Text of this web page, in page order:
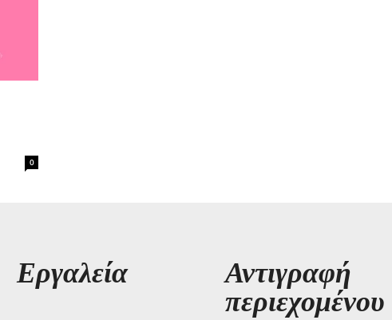
0
Εργαλεία
Αντιγραφή
περιεχομένου